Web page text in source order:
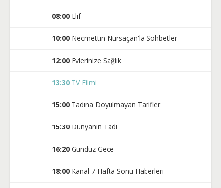
08:00 Elif
10:00 Necmettin Nursaçan'la Sohbetler
12:00 Evlerinize Sağlık
13:30 TV Filmi
15:00 Tadına Doyulmayan Tarifler
15:30 Dünyanın Tadı
16:20 Gündüz Gece
18:00 Kanal 7 Hafta Sonu Haberleri